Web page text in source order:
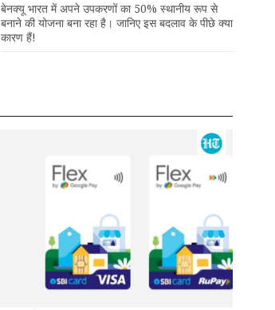
बेनक्यू भारत में अपने उपकरणों का 50% स्थानीय रूप से
बनाने की योजना बना रहा है। जानिए इस बदलाव के पीछे क्या
कारण हैं!